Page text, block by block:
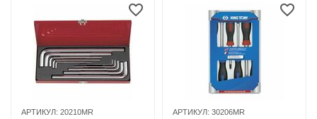
АРТИКУЛ: 20210MR АРТИКУЛ: 30206MR